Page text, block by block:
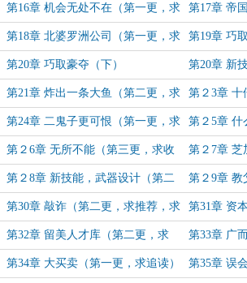
收藏，求追读） 更，求收藏
第16章 机会无处不在（第一更，求
推荐，求收藏）
第17章 帝
更，求收藏
第18章 北婆罗洲公司（第一更，求
追读，求收藏）
第19章 巧
荐，求收藏
第20章 巧取豪夺（下） 第20章 新
更，求收藏
第21章 炸出一条大鱼（第二更，求
收藏，求推荐）
第２3章 十
荐，求收藏
第24章 二鬼子更可恨（第一更，求
收藏，求推荐）
第２5章 什
（第二更，
第２6章 无所不能（第三更，求收
藏，求推荐）
第２7章 芝
一更，求推
第２8章 新技能，武器设计（第二
更，求推荐，求收藏）
第２9章 教
一更，求推
第30章 敲诈（第二更，求推荐，求
收藏）
第31章 资
第32章 留美人才库（第二更，求
票）
第33章 广
第34章 大买卖（第一更，求追读） 第35章 误